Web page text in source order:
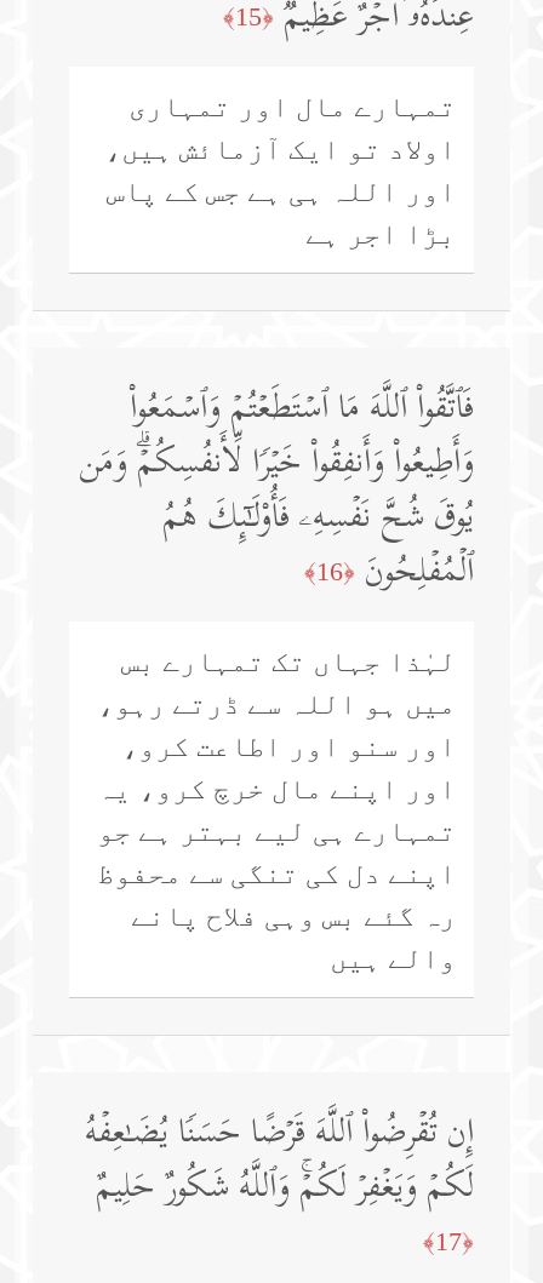
عِندَهُۥۤ أَجۡرٌ عَظِیمࣱ ﴿15﴾
تمہارے مال اور تمہاری
اولاد تو ایک آزمائش ہیں،
اور اللہ ہی ہے جس کے پاس
بڑا اجر ہے
فَٱتَّقُوا۟ ٱللَّهَ مَا ٱسۡتَطَعۡتُمۡ وَٱسۡمَعُوا۟
وَأَطِیعُوا۟ وَأَنفِقُوا۟ خَیۡرࣰا لِّأَنفُسِكُمۡۗ وَمَن
یُوقَ شُحَّ نَفۡسِهِۦ فَأُو۟لَـٰۤىِٕكَ هُمُ
ٱلۡمُفۡلِحُونَ ﴿16﴾
لہٰذا جہاں تک تمہارے بس
میں ہو اللہ سے ڈرتے رہو،
اور سنو اور اطاعت کرو،
اور اپنے مال خرچ کرو، یہ
تمہارے ہی لیے بہتر ہے جو
اپنے دل کی تنگی سے محفوظ
رہ گئے بس وہی فلاح پانے
والے ہیں
إِن تُقۡرِضُوا۟ ٱللَّهَ قَرۡضًا حَسَنࣰا یُضَـٰعِفۡهُ
لَكُمۡ وَیَغۡفِرۡ لَكُمۡۚ وَٱللَّهُ شَكُورٌ حَلِیمٌ
﴿17﴾